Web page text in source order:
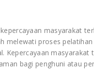
masyarakat
melewati proses
Kepercayaan masyarakat
bagi penghuni atau